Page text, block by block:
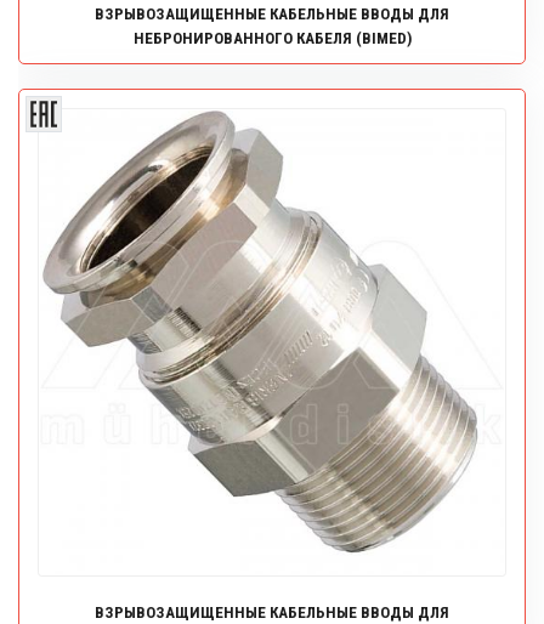
ВЗРЫВОЗАЩИЩЕННЫЕ КАБЕЛЬНЫЕ ВВОДЫ ДЛЯ
НЕБРОНИРОВАННОГО КАБЕЛЯ (BIMED)
ВЗРЫВОЗАЩИЩЕННЫЕ КАБЕЛЬНЫЕ ВВОДЫ ДЛЯ